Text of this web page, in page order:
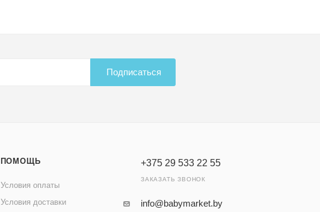
Подписаться
ПОМОЩЬ
Условия оплаты
Условия доставки
+375 29 533 22 55
ЗАКАЗАТЬ ЗВОНОК
info@babymarket.by